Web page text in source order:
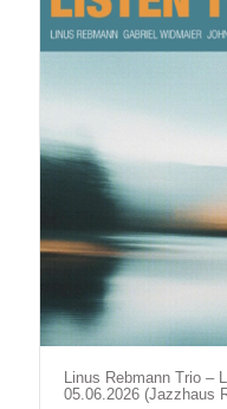
Linus Rebmann Trio –
05.06.2026 (Jazzhaus